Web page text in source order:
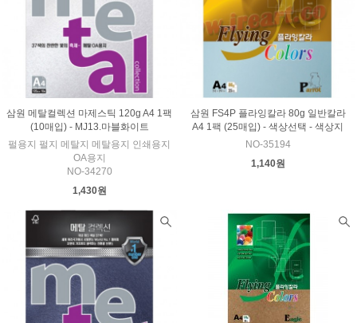
삼원 메탈컬렉션 마제스틱 120g A4 1팩
(10매입) - MJ13.마블화이트
펄용지 펄지 메탈지 메탈용지 인쇄용지
OA용지
NO-34270
1,430원
삼원 FS4P 플라잉칼라 80g 일반칼라
A4 1팩 (25매입) - 색상선택 - 색상지
NO-35194
1,140원